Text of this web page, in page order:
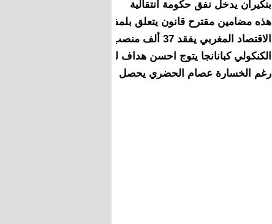
بنكيران يدخل نفق حكومة انتقالية
هذه مضامين مقترح قانون يتعلق بلمف تقاعد البرلمانيين
الاقتصاد المغربي يفقد 37 ألف منصب شغل في 2016
الكنكولي كبانانجا يتوج احسن هداف للكان
رغم الخسارة عصام الحضري يحصل جائزة احسن حارس